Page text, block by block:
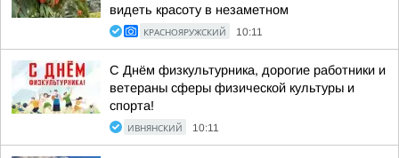
видеть красоту в незаметном
КРАСНОЯРУЖСКИЙ 10:11
С Днём физкультурника, дорогие работники и
ветераны сферы физической культуры и
спорта!
ИВНЯНСКИЙ 10:11